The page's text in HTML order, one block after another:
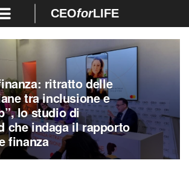
CEOforLIFE
ritratto delle
tra inclusione e
lo studio di
che indaga il rapporto
finanza